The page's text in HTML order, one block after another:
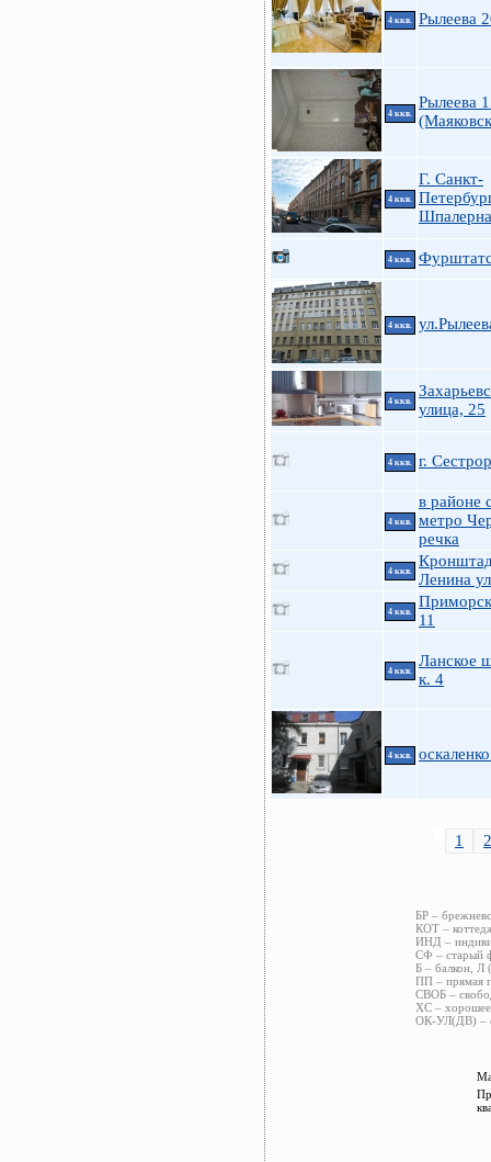
4 ккв. Рылеева
4 ккв.
Рылеева
4 ккв.
Г. Санкт-
4 ккв.
4 ккв.
4 ккв.
улица, 25
4 ккв. г.
4 ккв.
в районе
метро
речка
4 ккв.
Ленина
4 ккв.
11
4 ккв.
Ланское
к. 4
4 ккв.
1 2
БР –
КОТ –
ИНД –
СФ – старый
Б – балкон, Л
ПП – прямая
СВОБ –
ХС –
ОК-УЛ(ДВ) –